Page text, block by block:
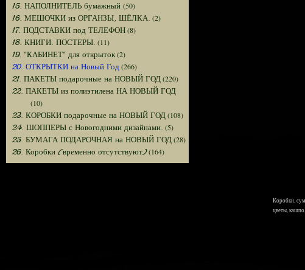
15. НАПОЛНИТЕЛЬ бумажный (50)
16. МЕШОЧКИ из ОРГАНЗЫ, ШЁЛКА. (2)
17. ПОДСТАВКИ под ТЕЛЕФОН(8)
18. КНИГИ. ПОСТЕРЫ. (11)
19. "КАБИНЕТ" для открыток(2)
20. ОТКРЫТКИ на Новый Год (266)
21. ПАКЕТЫ подарочные на НОВЫЙ ГОД(220)
22. ПАКЕТЫ из полиэтилена НА НОВЫЙ ГОД
(10)
23. КОРОБКИ подарочные на НОВЫЙ ГОД(108)
24. ШОППЕРЫ с Новогодними дизайнами. (5)
25. БУМАГА ПОДАРОЧНАЯ на НОВЫЙ ГОД(28)
26. Коробки (временно отсутствуют)(164)
Коробки,
цветы,